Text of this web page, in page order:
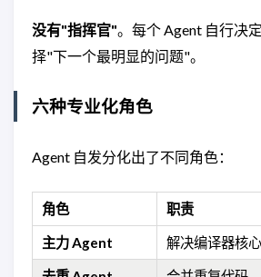
没有"指挥官"。每个 Agent 自行决
择"下一个最明显的问题"。
六种专业化角色
Agent 自发分化出了不同角色：
角色 职责
主力 Agent 解决编译器核